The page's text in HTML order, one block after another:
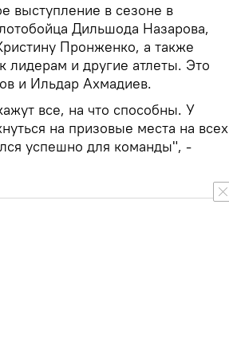
выступление в сезоне в
Дильшода Назарова,
Пронженко, а также
и другие атлеты. Это
и Ильдар Ахмадиев.
все, на что способны. У
на призовые места на всех
успешно для команды", -